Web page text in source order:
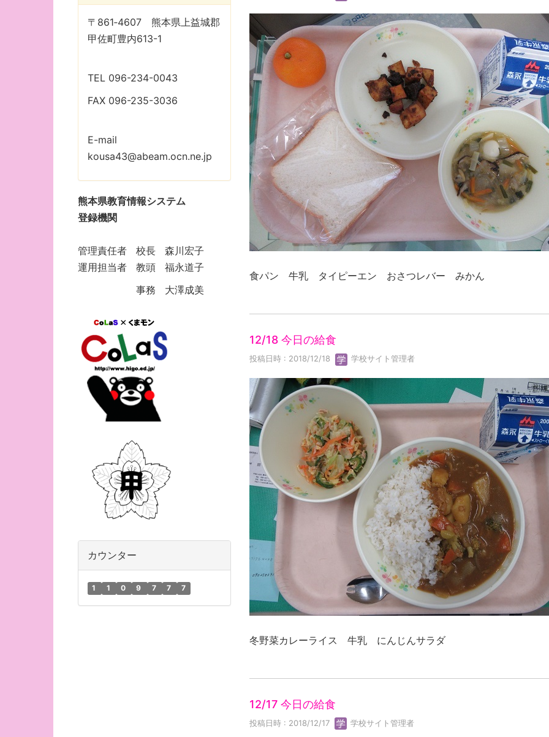
食パン 牛乳 タイピーエン おさつレバー みかん
12/18 今日の給食
投稿日時 : 2018/12/18 学校サイト管理者
冬野菜カレーライス 牛乳 にんじんサラダ
12/17 今日の給食
投稿日時 : 2018/12/17 学校サイト管理者
〒861‐4607 熊本県上益城郡
甲佐町豊内613-1
TEL 096-234-0043
FAX 096-235-3036
E-mail
kousa43@abeam.ocn.ne.jp
熊本県教育情報システム
登録機関
管理責任者 校長 森川宏子
運用担当者 教頭 福永道子
事務 大澤成美
カウンター
1 1 0 9 7 7 7